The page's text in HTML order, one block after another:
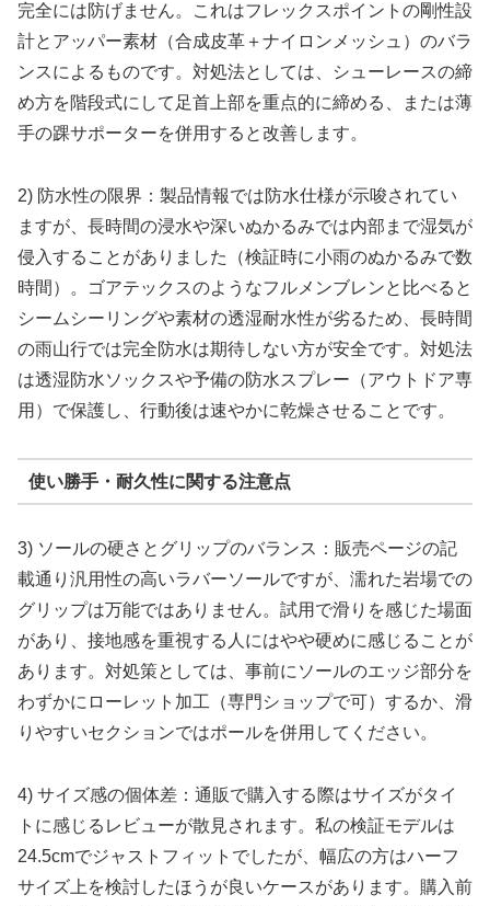
完全には防げません。これはフレックスポイントの剛性設
計とアッパー素材（合成皮革＋ナイロンメッシュ）のバラ
ンスによるものです。対処法としては、シューレースの締
め方を階段式にして足首上部を重点的に締める、または薄
手の踝サポーターを併用すると改善します。
2) 防水性の限界：製品情報では防水仕様が示唆されてい
ますが、長時間の浸水や深いぬかるみでは内部まで湿気が
侵入することがありました（検証時に小雨のぬかるみで数
時間）。ゴアテックスのようなフルメンブレンと比べると
シームシーリングや素材の透湿耐水性が劣るため、長時間
の雨山行では完全防水は期待しない方が安全です。対処法
は透湿防水ソックスや予備の防水スプレー（アウトドア専
用）で保護し、行動後は速やかに乾燥させることです。
使い勝手・耐久性に関する注意点
3) ソールの硬さとグリップのバランス：販売ページの記
載通り汎用性の高いラバーソールですが、濡れた岩場での
グリップは万能ではありません。試用で滑りを感じた場面
があり、接地感を重視する人にはやや硬めに感じることが
あります。対処策としては、事前にソールのエッジ部分を
わずかにローレット加工（専門ショップで可）するか、滑
りやすいセクションではポールを併用してください。
4) サイズ感の個体差：通販で購入する際はサイズがタイ
トに感じるレビューが散見されます。私の検証モデルは
24.5cmでジャストフィットでしたが、幅広の方はハーフ
サイズ上を検討したほうが良いケースがあります。購入前